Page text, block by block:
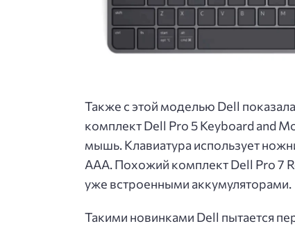
Также с этой моделью Dell
комплект Dell Pro 5 Keyboard and
мышь. Клавиатура использует
ААА. Похожий комплект Dell Pro 7
уже встроенными аккумуляторами.
Такими новинками Dell пытается